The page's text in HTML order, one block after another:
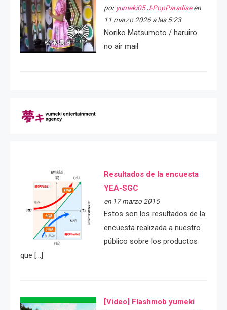
por yumeki05 J-PopParadiseen
11 marzo 2026 a las 5:23
Noriko Matsumoto / haruiro
no air mail
Resultados de la encuesta
YEA-SGC
en 17 marzo 2015
Estos son los resultados de la
encuesta realizada a nuestro
público sobre los productos
que […]
[Video] Flashmob yumeki